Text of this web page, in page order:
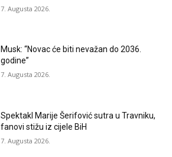
7. Augusta 2026.
Musk: “Novac će biti nevažan do 2036.
godine”
7. Augusta 2026.
Spektakl Marije Šerifović sutra u Travniku,
fanovi stižu iz cijele BiH
7. Augusta 2026.